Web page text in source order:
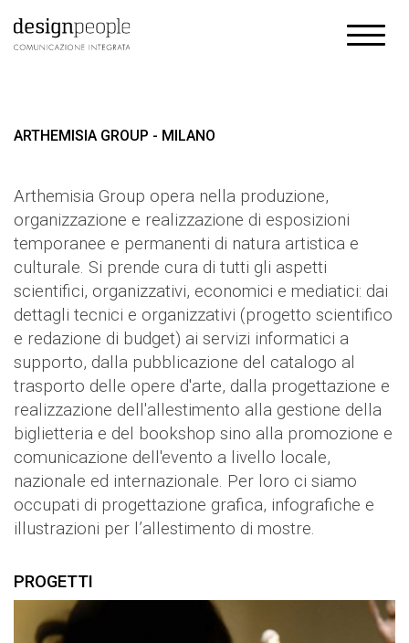
ARTHEMISIA GROUP - MILANO
Arthemisia Group opera nella produzione,
organizzazione e realizzazione di esposizioni
temporanee e permanenti di natura artistica e
culturale. Si prende cura di tutti gli aspetti
scientifici, organizzativi, economici e mediatici: dai
dettagli tecnici e organizzativi (progetto scientifico
e redazione di budget) ai servizi informatici a
supporto, dalla pubblicazione del catalogo al
trasporto delle opere d'arte, dalla progettazione e
realizzazione dell'allestimento alla gestione della
biglietteria e del bookshop sino alla promozione e
comunicazione dell'evento a livello locale,
nazionale ed internazionale. Per loro ci siamo
occupati di progettazione grafica, infografiche e
illustrazioni per l’allestimento di mostre.
PROGETTI